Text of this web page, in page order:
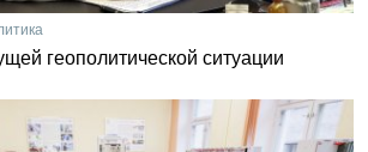
геополитической ситуации